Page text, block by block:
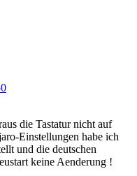
die Tastatur nicht auf
Einstellungen habe ich
und die deutschen
keine Aenderung !